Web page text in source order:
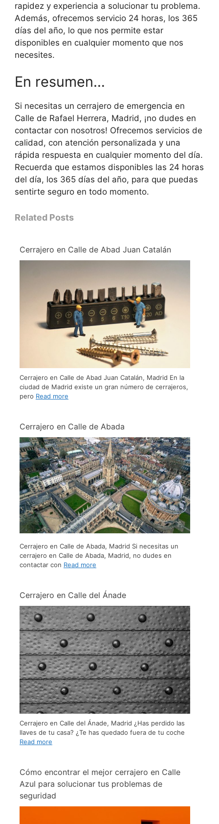
rapidez y experiencia a solucionar tu problema.
Además, ofrecemos servicio 24 horas, los 365
días del año, lo que nos permite estar
disponibles en cualquier momento que nos
necesites.
En resumen…
Si necesitas un cerrajero de emergencia en
Calle de Rafael Herrera, Madrid, ¡no dudes en
contactar con nosotros! Ofrecemos servicios de
calidad, con atención personalizada y una
rápida respuesta en cualquier momento del día.
Recuerda que estamos disponibles las 24 horas
del día, los 365 días del año, para que puedas
sentirte seguro en todo momento.
Related Posts
Cerrajero en Calle de Abad Juan Catalán
Cerrajero en Calle de Abad Juan Catalán, Madrid En la
ciudad de Madrid existe un gran número de cerrajeros,
pero Read more
Cerrajero en Calle de Abada
Cerrajero en Calle de Abada, Madrid Si necesitas un
cerrajero en Calle de Abada, Madrid, no dudes en
contactar con Read more
Cerrajero en Calle del Ánade
Cerrajero en Calle del Ánade, Madrid ¿Has perdido las
llaves de tu casa? ¿Te has quedado fuera de tu coche
Read more
Cómo encontrar el mejor cerrajero en Calle
Azul para solucionar tus problemas de
seguridad